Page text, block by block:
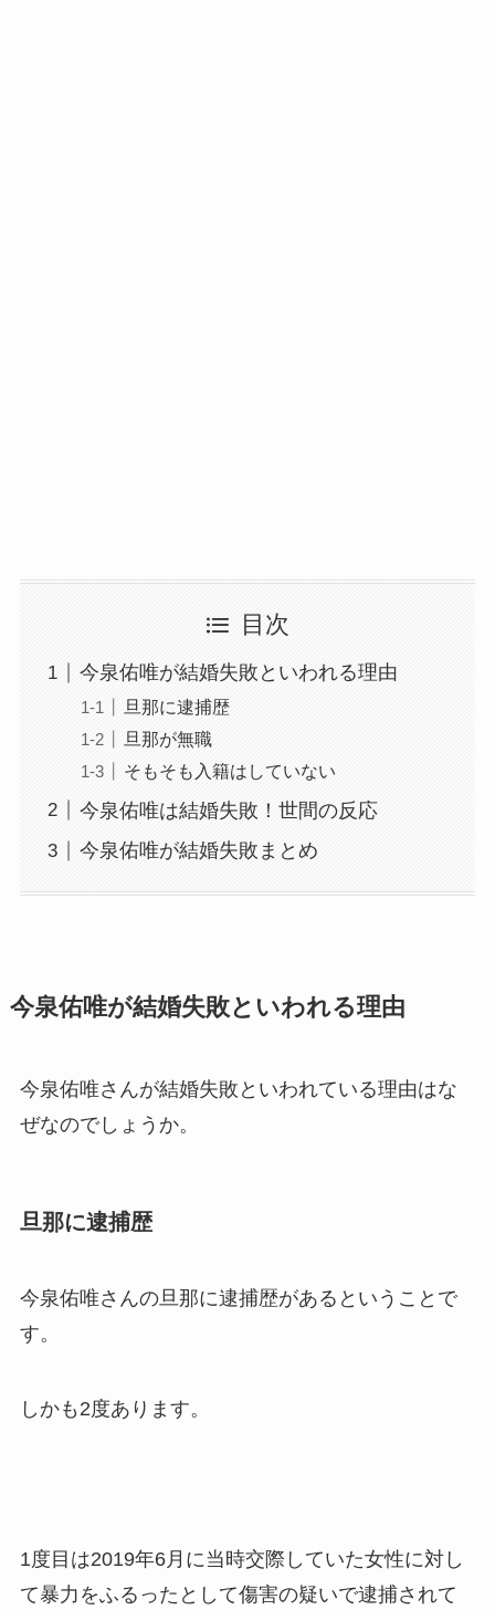
目次
今泉佑唯が結婚失敗といわれる理由
旦那に逮捕歴
旦那が無職
そもそも入籍はしていない
今泉佑唯は結婚失敗！世間の反応
今泉佑唯が結婚失敗まとめ
今泉佑唯が結婚失敗といわれる理由
今泉佑唯さんが結婚失敗といわれている理由はな
ぜなのでしょうか。
旦那に逮捕歴
今泉佑唯さんの旦那に逮捕歴があるということで
す。
しかも2度あります。
1度目は2019年6月に当時交際していた女性に対し
て暴力をふるったとして傷害の疑いで逮捕されて